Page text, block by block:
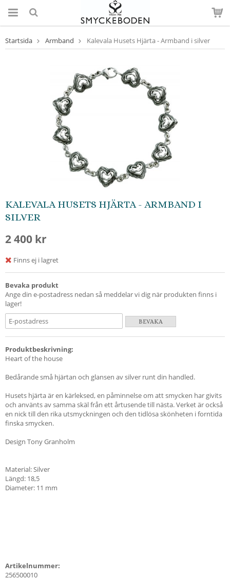
Startsida Armband Kalevala Husets Hjärta - Armband i silver
KALEVALA HUSETS HJÄRTA - ARMBAND I
SILVER
2 400 kr
Finns ej i lagret
Bevaka produkt
Ange din e-postadress nedan så meddelar vi dig när produkten finns i
lager!
BEVAKA
Produktbeskrivning:
Heart of the house
Bedårande små hjärtan och glansen av silver runt din handled.
Husets hjärta är en kärleksed, en påminnelse om att smycken har givits
och använts av samma skäl från ett årtusende till nästa. Verket är också
en nick till den rika utsmyckningen och den tidlösa skönheten i forntida
finska smycken.
Design Tony Granholm
Material: Silver
Längd: 18,5
Diameter: 11 mm
Artikelnummer:
256500010